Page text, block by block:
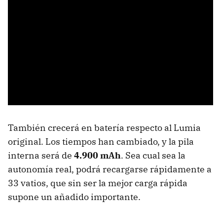
También crecerá en batería respecto al Lumia
original. Los tiempos han cambiado, y la pila
interna será de 4.900 mAh. Sea cual sea la
autonomía real, podrá recargarse rápidamente a
33 vatios, que sin ser la mejor carga rápida
supone un añadido importante.